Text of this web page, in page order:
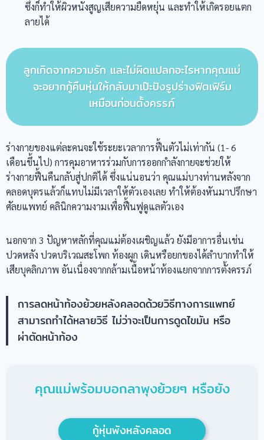
ซึ่งก็ทำให้ผิวหนังสูญเสียความยืดหยุ่น และทำให้เกิดรอยแตก
ลายได้
ลูกเกิดจากความรัก และไม่ผิดแปลกอะไรหากคุณแม่
จะอยากกู้คืนหุ่นให้กลับมาเป๊ะปังรูปร่างฟิตเฟิร์ม
เหมือนก่อนตั้งครรภ์
ร่างกายของแต่ละคนจะใช้ระยะเวลาการฟื้นตัวไม่เท่ากัน (1- 6
เดือนขึ้นไป) การคุมอาหารร่วมกับการออกกำลังกายจะช่วยให้
ร่างกายฟื้นคืนกลับสู่ปกติได้ ซึ่งแน่นอนว่า คุณแม่บางท่านหลังจาก
คลอดบุตรแล้วก็แทบไม่มีเวลาให้ตัวเองเลย ทำให้ต้องหันมาปรึกษา
ศัลยแพทย์ คลินิกความงามเพื่อฟื้นฟูดูแลตัวเอง
นอกจาก 3 ปัญหาหลักที่คุณแม่ต้องเผชิญแล้ว ยังมีอาการอื่นเช่น
ปวดหลัง ปวดบริเวณสะโพก ท้องผูก เดินหรือยกของได้ลำบากทำให้
เสียบุคลิกภาพ อันเนื่องจากกล้ามเนื้อหน้าท้องแยกจากการตั้งครรภ์
การลดหน้าท้องย้วยหลังคลอดด้วยวิธีทางการแพทย์
สามารถทำได้หลายวิธี ไม่ว่าจะเป็นการดูดไขมัน หรือ
ผ่าตัดหน้าท้อง
คุณแม่พร้อมบอกลาพุงย้วยๆ หรือยัง
กู้หุ่นพังหลังคลอด